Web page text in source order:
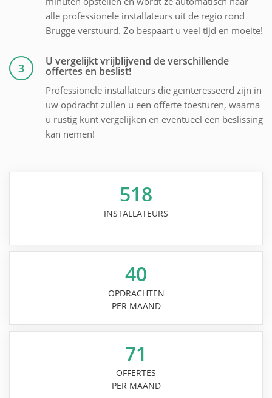
alle professionele installateurs uit de regio rond
Brugge verstuurd. Zo bespaart u veel tijd en moeite!
3 U vergelijkt vrijblijvend de verschillende
offertes en beslist!
Professionele installateurs die geïnteresseerd zijn in
uw opdracht zullen u een offerte toesturen, waarna
u rustig kunt vergelijken en eventueel een beslissing
kan nemen!
518
INSTALLATEURS
40
OPDRACHTEN
PER MAAND
71
OFFERTES
PER MAAND